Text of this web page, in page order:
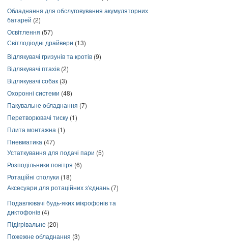
Обладнання для обслуговування акумуляторних
батарей (2)
Освітлення (57)
Світлодіодні драйвери (13)
Відлякувачі гризунів та кротів (9)
Відлякувачі птахів (2)
Відлякувачі собак (3)
Охоронні системи (48)
Пакувальне обладнання (7)
Перетворювачі тиску (1)
Плита монтажна (1)
Пневматика (47)
Устаткування для подачі пари (5)
Розподільники повітря (6)
Ротаційні сполуки (18)
Аксесуари для ротаційних з'єднань (7)
Подавлювачі будь-яких мікрофонів та
диктофонів (4)
Підігрівальне (20)
Пожежне обладнання (3)